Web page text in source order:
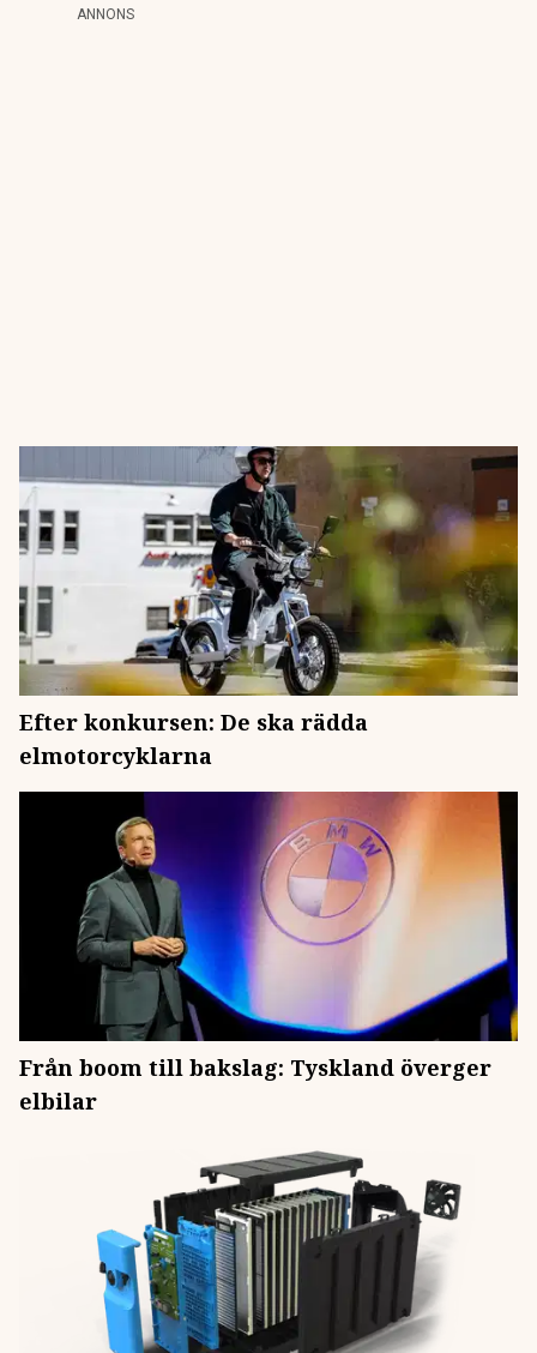
ANNONS
Efter konkursen: De ska rädda
elmotorcyklarna
Från boom till bakslag: Tyskland överger
elbilar